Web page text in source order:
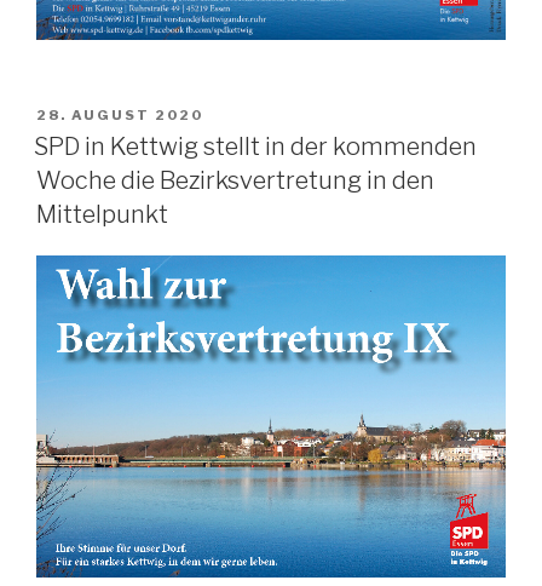
VERÖFFENTLICHT
AM
28. AUGUST 2020
SPD in Kettwig stellt in der kommenden
Woche die Bezirksvertretung in den
Mittelpunkt